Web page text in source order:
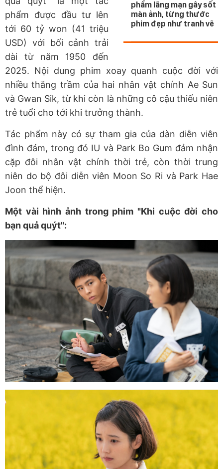
phẩm lãng mạn gây sốt
màn ảnh, từng thước
phim đẹp như tranh vẽ
phẩm được đầu tư lên
tới 60 tỷ won (41 triệu
USD) với bối cảnh trải
dài từ năm 1950 đến
2025. Nội dung phim xoay quanh cuộc đời với
nhiều thăng trầm của hai nhân vật chính Ae Sun
và Gwan Sik, từ khi còn là những cô cậu thiếu niên
trẻ tuổi cho tới khi trưởng thành.
Tác phẩm này có sự tham gia của dàn diễn viên
đình đám, trong đó IU và Park Bo Gum đảm nhận
cặp đôi nhân vật chính thời trẻ, còn thời trung
niên do bộ đôi diễn viên Moon So Ri và Park Hae
Joon thể hiện.
Một vài hình ảnh trong phim "Khi cuộc đời cho
bạn quả quýt":